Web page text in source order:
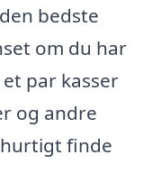
bedste
om du har
par kasser
og andre
finde